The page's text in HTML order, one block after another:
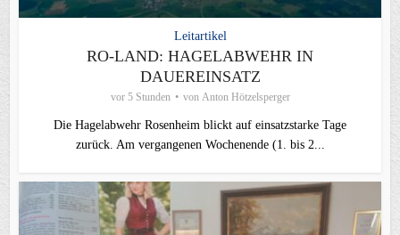
Leitartikel
RO-LAND: HAGELABWEHR IN
DAUEREINSATZ
vor 5 Stunden von Anton Hötzelsperger
Die Hagelabwehr Rosenheim blickt auf einsatzstarke Tage
zurück. Am vergangenen Wochenende (1. bis 2...